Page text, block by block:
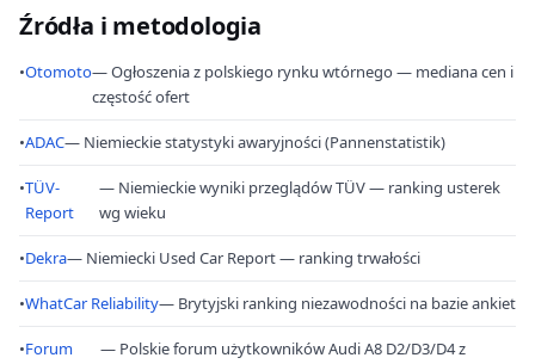
Źródła i metodologia
•Otomoto— Ogłoszenia z polskiego rynku wtórnego — mediana cen i
częstość ofert
•ADAC— Niemieckie statystyki awaryjności (Pannenstatistik)
•TÜV-
Report
— Niemieckie wyniki przeglądów TÜV — ranking usterek
wg wieku
•Dekra— Niemiecki Used Car Report — ranking trwałości
•WhatCar Reliability— Brytyjski ranking niezawodności na bazie ankiet
•Forum
— Polskie forum użytkowników Audi A8 D2/D3/D4 z